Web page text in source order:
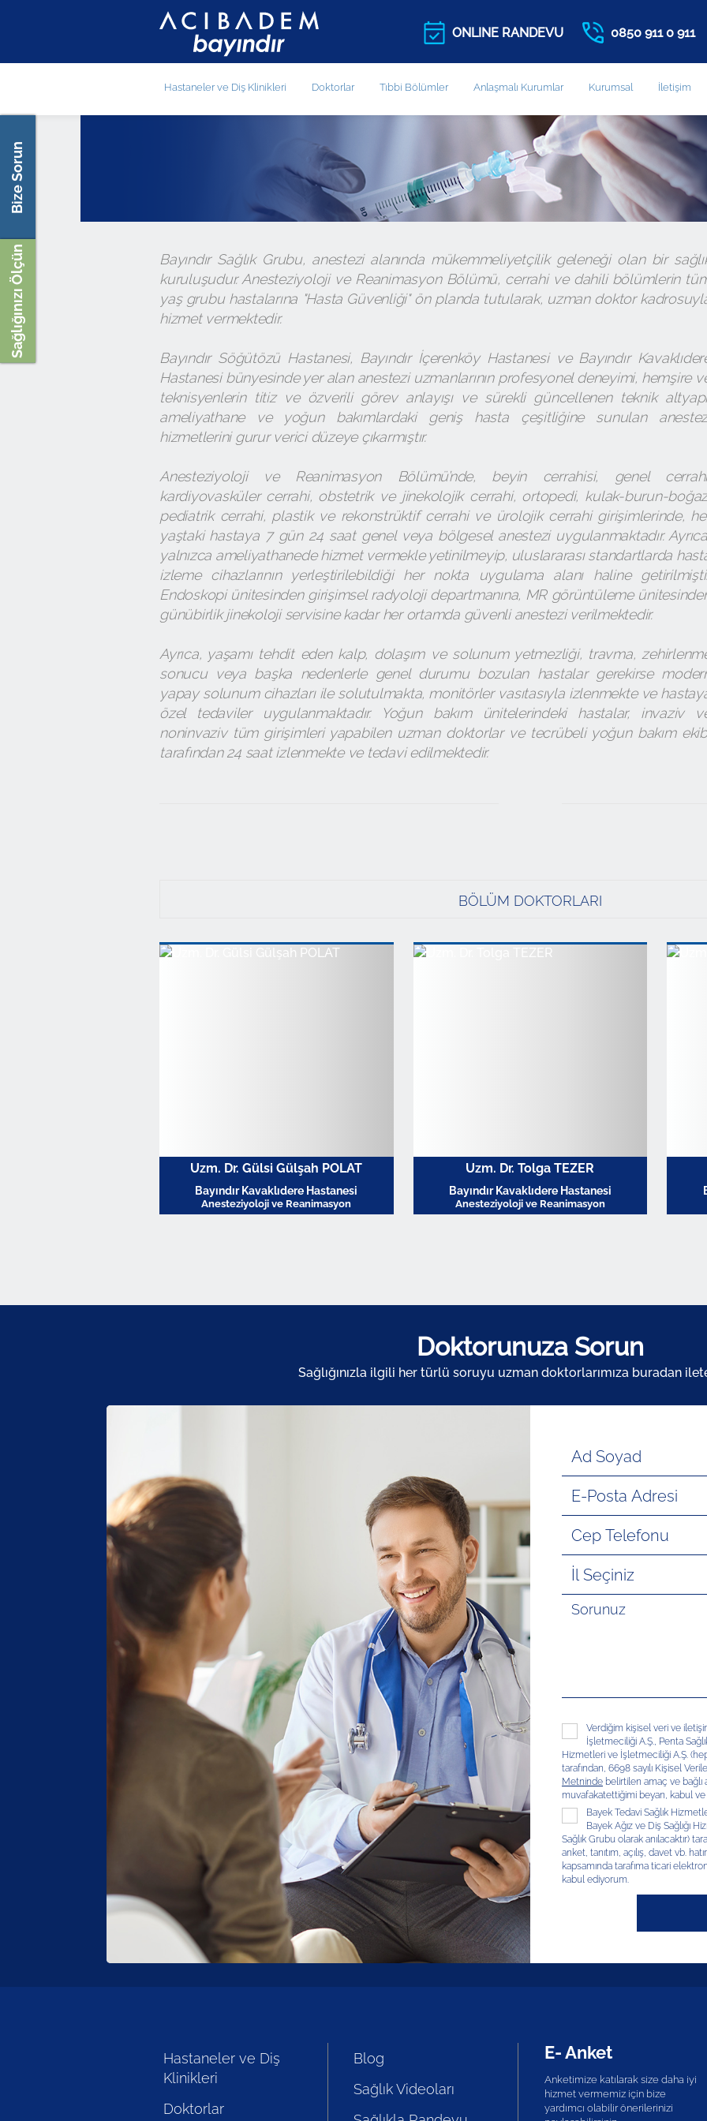
ONLINE RANDEVU 0850 911 0 911
Hastaneler ve Diş Klinikleri Doktorlar Tıbbi Bölümler Anlaşmalı Kurumlar Kurumsal İletişim
Bize Sorun
Sağlığınızı Ölçün
Bayındır Sağlık Grubu, anestezi alanında mükemmeliyetçilik geleneği olan bir
kuruluşudur. Anesteziyoloji ve Reanimasyon Bölümü, cerrahi ve dahili bölümlerin
yaş grubu hastalarına "Hasta Güvenliği" ön planda tutularak, uzman doktor
hizmet vermektedir.
Bayındır Söğütözü Hastanesi, Bayındır İçerenköy Hastanesi ve Bayındır
Hastanesi bünyesinde yer alan anestezi uzmanlarının profesyonel deneyimi, hemşire
teknisyenlerin titiz ve özverili görev anlayışı ve sürekli güncellenen teknik
ameliyathane ve yoğun bakımlardaki geniş hasta çeşitliğine sunulan
hizmetlerini gurur verici düzeye çıkarmıştır.
Anesteziyoloji ve Reanimasyon Bölümü’nde, beyin cerrahisi, genel
kardiyovasküler cerrahi, obstetrik ve jinekolojik cerrahi, ortopedi, kulak-burun-
pediatrik cerrahi, plastik ve rekonstrüktif cerrahi ve ürolojik cerrahi girişimlerinde,
yaştaki hastaya 7 gün 24 saat genel veya bölgesel anestezi uygulanmaktadır.
yalnızca ameliyathanede hizmet vermekle yetinilmeyip, uluslararası standartlarda
izleme cihazlarının yerleştirilebildiği her nokta uygulama alanı haline
Endoskopi ünitesinden girişimsel radyoloji departmanına, MR görüntüleme
günübirlik jinekoloji servisine kadar her ortamda güvenli anestezi verilmektedir.
Ayrıca, yaşamı tehdit eden kalp, dolaşım ve solunum yetmezliği, travma,
sonucu veya başka nedenlerle genel durumu bozulan hastalar gerekirse
yapay solunum cihazları ile solutulmakta, monitörler vasıtasıyla izlenmekte ve
özel tedaviler uygulanmaktadır. Yoğun bakım ünitelerindeki hastalar, invaziv
noninvaziv tüm girişimleri yapabilen uzman doktorlar ve tecrübeli yoğun bakım
tarafından 24 saat izlenmekte ve tedavi edilmektedir.
BÖLÜM DOKTORLARI
Uzm. Dr. Gülsi Gülşah POLAT
Bayındır Kavaklıdere Hastanesi
Anesteziyoloji ve Reanimasyon
Uzm. Dr. Tolga TEZER
Bayındır Kavaklıdere Hastanesi
Anesteziyoloji ve Reanimasyon
Doktorunuza Sorun
Sağlığınızla ilgili her türlü soruyu uzman doktorlarımıza buradan
Verdiğim kişisel veri ve
İşletmeciliği A.Ş., Penta
Hizmetleri ve İşletmeciliği A.Ş.
tarafından, 6698 sayılı Kişisel
Metninde belirtilen amaç ve bağlı
muvafakatettiğimi beyan, kabul
Bayek Tedavi Sağlık
Bayek Ağız ve Diş Sağlığı
Sağlık Grubu olarak anılacaktır)
anket, tanıtım, açılış, davet vb.
kapsamında tarafıma ticari
kabul ediyorum.
Hastaneler ve Diş
Klinikleri
Doktorlar
Blog
Sağlık Videoları
E- Anket
Anketimize katılarak size daha iyi
hizmet vermemiz için bize
yardımcı olabilir önerilerinizi